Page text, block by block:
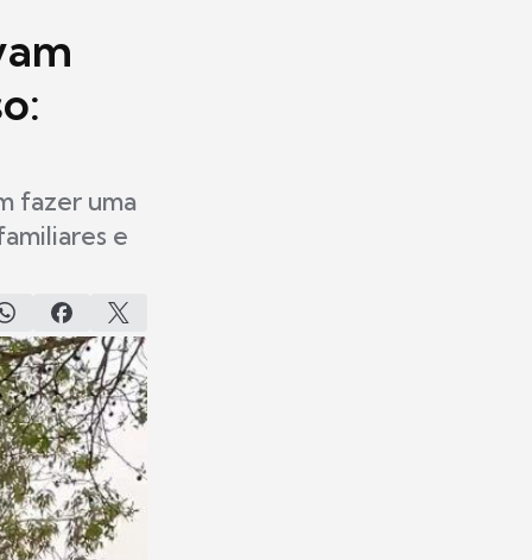
fazer uma
e